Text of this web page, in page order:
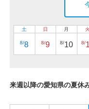
土
8/8
日
8/9
月
8/10
火
8/
来週以降の愛知県の夏休